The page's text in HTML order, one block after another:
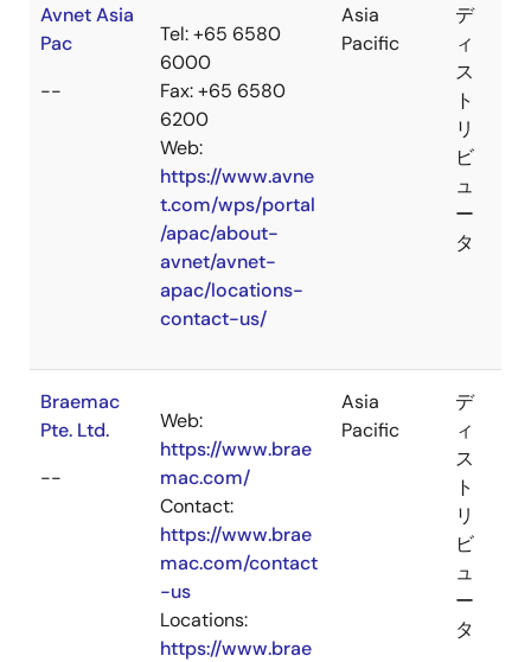
Avnet Asia
Pac
--
Tel: +65 6580
6000
Fax: +65 6580
6200
Web:
https://www.avne
t.com/wps/portal
/apac/about-
avnet/avnet-
apac/locations-
contact-us/
Asia
Pacific
デ
ィ
ス
ト
リ
ビ
ュ
ー
タ
Braemac
Pte. Ltd.
--
Web:
https://www.brae
mac.com/
Contact:
https://www.brae
mac.com/contact
-us
Locations:
https://www.brae
Asia
Pacific
デ
ィ
ス
ト
リ
ビ
ュ
ー
タ